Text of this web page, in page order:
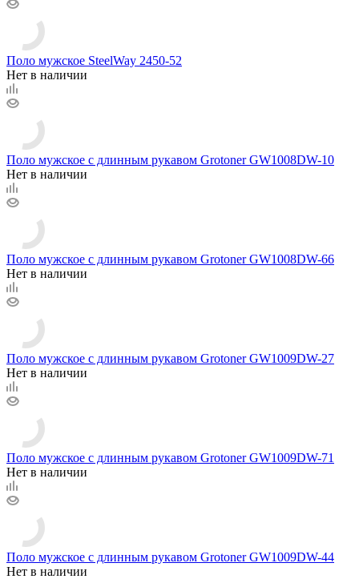
Поло мужское SteelWay 2450-52
Нет в наличии
Поло мужское с длинным рукавом Grotoner GW1008DW-10
Нет в наличии
Поло мужское с длинным рукавом Grotoner GW1008DW-66
Нет в наличии
Поло мужское с длинным рукавом Grotoner GW1009DW-27
Нет в наличии
Поло мужское с длинным рукавом Grotoner GW1009DW-71
Нет в наличии
Поло мужское с длинным рукавом Grotoner GW1009DW-44
Нет в наличии